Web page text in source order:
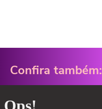
Confira também: